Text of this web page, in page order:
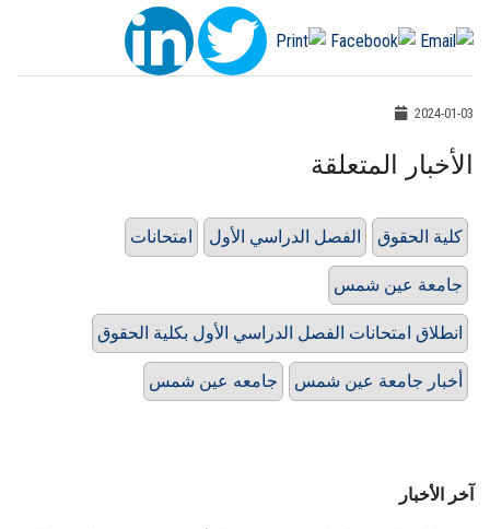
2024-01-03
الأخبار المتعلقة
امتحانات الفصل الدراسي الأول كلية الحقوق
جامعة عين شمس
انطلاق امتحانات الفصل الدراسي الأول بكلية الحقوق
جامعه عين شمس أخبار جامعة عين شمس
آخر الأخبار